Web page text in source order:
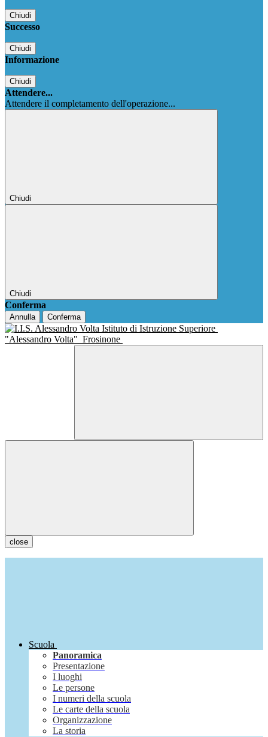
Chiudi
Successo
Chiudi
Informazione
Chiudi
Attendere...
Attendere il completamento dell'operazione...
Chiudi
Chiudi
Conferma
Annulla Conferma
Istituto di Istruzione Superiore
"Alessandro Volta" Frosinone
close
Scuola
Panoramica
Presentazione
I luoghi
Le persone
I numeri della scuola
Le carte della scuola
Organizzazione
La storia